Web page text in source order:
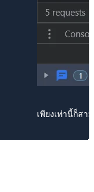
เพียงเท่านี้ก็สา